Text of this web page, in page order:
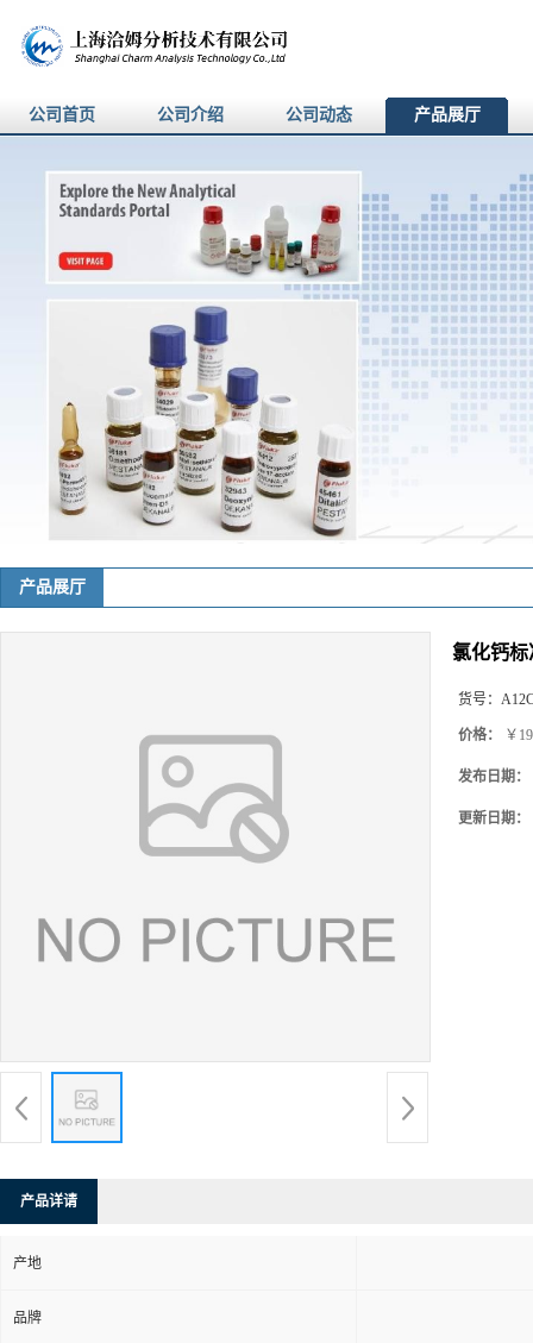
公司首页 公司介绍 公司动态 产品展厅
产品展厅
氯化钙标
货号：
价格： ￥
发布日期：
更新日期：
产品详请
产地
品牌